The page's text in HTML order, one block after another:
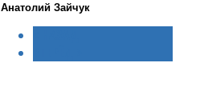
Анатолий Зайчук